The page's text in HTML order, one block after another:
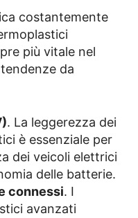
costantemente
più vitale nel
da
. La leggerezza dei
è essenziale per
dei veicoli elettrici
delle batterie.
connessi. I
avanzati